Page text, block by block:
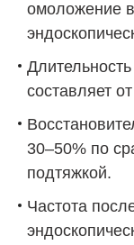
омоложение
составляет
30–50% по
подтяжкой.
Частота